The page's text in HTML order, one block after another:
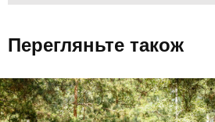
Перегляньте також